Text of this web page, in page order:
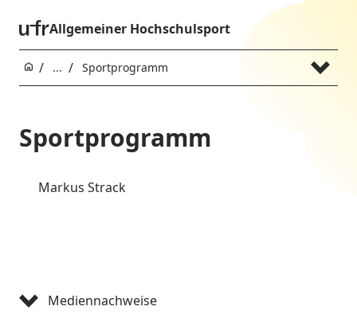
Allgemeiner Hochschulsport
... Sportprogramm
Sportprogramm
Markus Strack
Mediennachweise